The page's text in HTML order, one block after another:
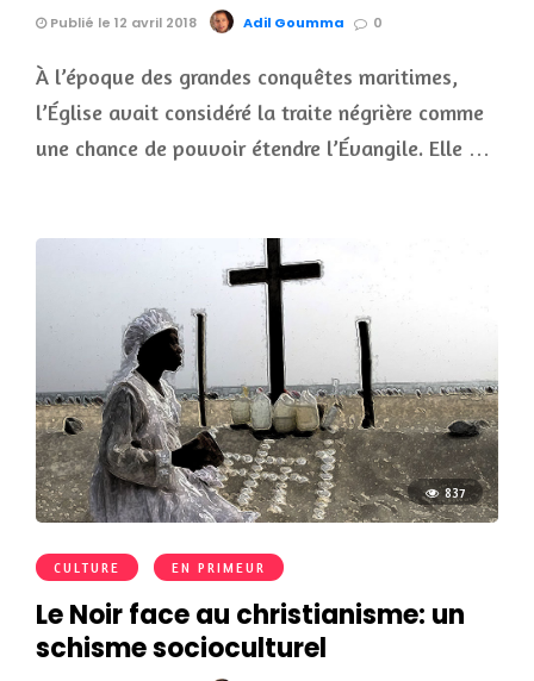
Publié le 12 avril 2018 Adil Goumma 0
À l’époque des grandes conquêtes maritimes,
l’Église avait considéré la traite négrière comme
une chance de pouvoir étendre l’Évangile. Elle …
837
CULTURE EN PRIMEUR
Le Noir face au christianisme: un
schisme socioculturel